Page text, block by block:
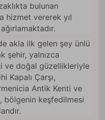
bulunan
hizmet vererek yıl
akla ilk gelen şey ünlü
şehir, yalnızca
ve doğal güzellikleriyle
Kapalı Çarşı,
Antik Kenti ve
bölgenin keşfedilmesi